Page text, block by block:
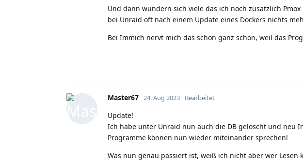
Und dann wundern sich viele das ich noch zusätzlich
bei Unraid oft nach einem Update eines Dockers nichts
Bei Immich nervt mich das schon ganz schön, weil das
Master67 24. Aug 2023 Bearbeitet
Update!
Ich habe unter Unraid nun auch die DB gelöscht und neu
Programme können nun wieder miteinander sprechen!
Was nun genau passiert ist, weiß ich nicht aber wer Lesen